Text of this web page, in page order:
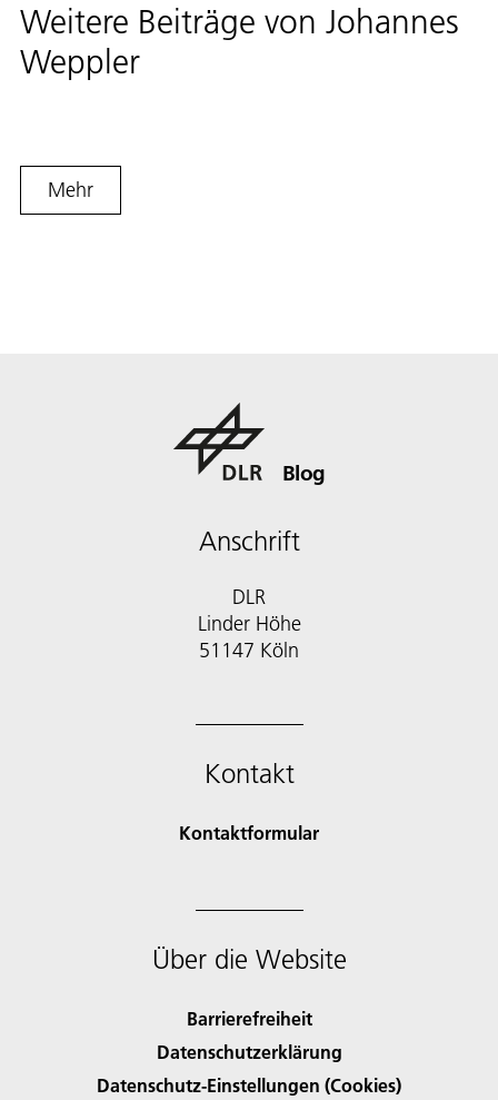
Weitere Beiträge von Johannes
Weppler
Mehr
Blog
Anschrift
DLR
Linder Höhe
51147 Köln
Kontakt
Kontaktformular
Über die Website
Barrierefreiheit
Datenschutzerklärung
Datenschutz-Einstellungen (Cookies)